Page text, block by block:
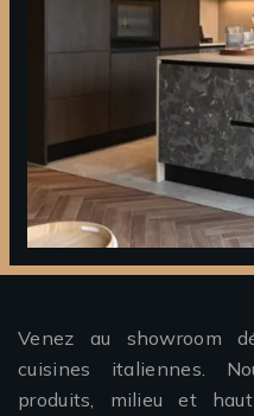
Venez au showroom
cuisines italiennes.
produits, milieu et